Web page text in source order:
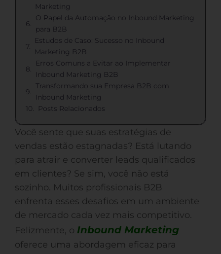
Marketing
O Papel da Automação no Inbound Marketing
para B2B
Estudos de Caso: Sucesso no Inbound
Marketing B2B
Erros Comuns a Evitar ao Implementar
Inbound Marketing B2B
Transformando sua Empresa B2B com
Inbound Marketing
Posts Relacionados
Você sente que suas estratégias de
vendas estão estagnadas? Está lutando
para atrair e converter leads qualificados
em clientes? Se sim, você não está
sozinho. Muitos profissionais B2B
enfrenta esses desafios em um ambiente
de mercado cada vez mais competitivo.
Felizmente, o Inbound Marketing
oferece uma abordagem eficaz para